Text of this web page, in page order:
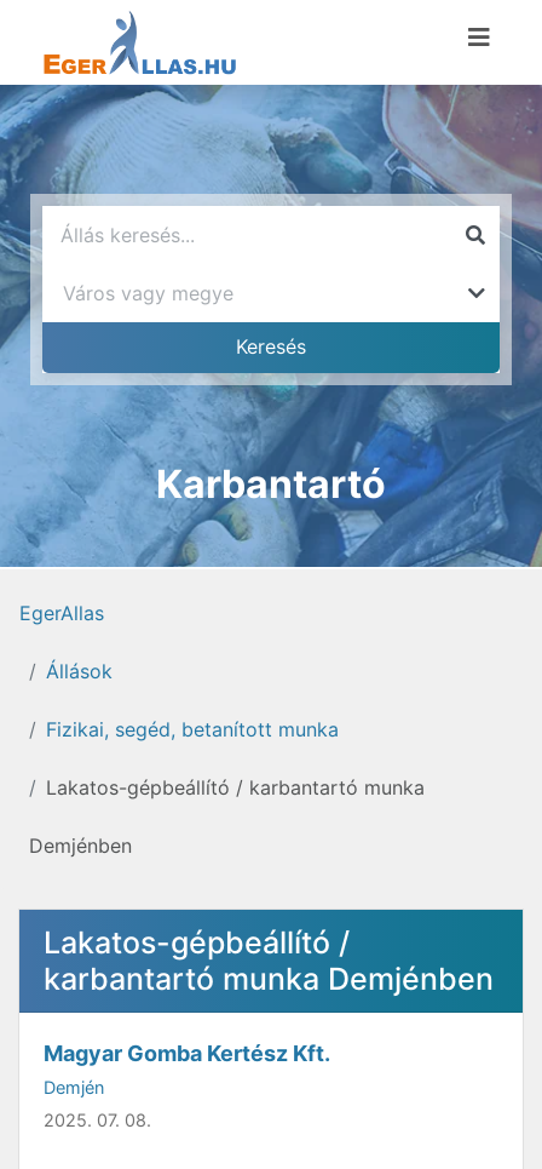
Karbantartó
EgerAllas
Állások
Fizikai, segéd, betanított munka
Lakatos-gépbeállító / karbantartó munka
Demjénben
Lakatos-gépbeállító /
karbantartó munka Demjénben
Magyar Gomba Kertész Kft.
Demjén
2025. 07. 08.